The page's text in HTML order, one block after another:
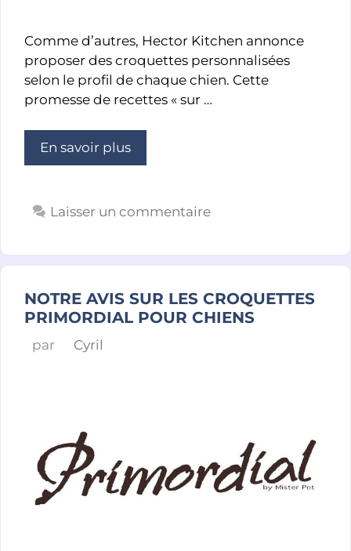
Comme d’autres, Hector Kitchen annonce
proposer des croquettes personnalisées
selon le profil de chaque chien. Cette
promesse de recettes « sur …
En savoir plus
Laisser un commentaire
NOTRE AVIS SUR LES CROQUETTES
PRIMORDIAL POUR CHIENS
par Cyril